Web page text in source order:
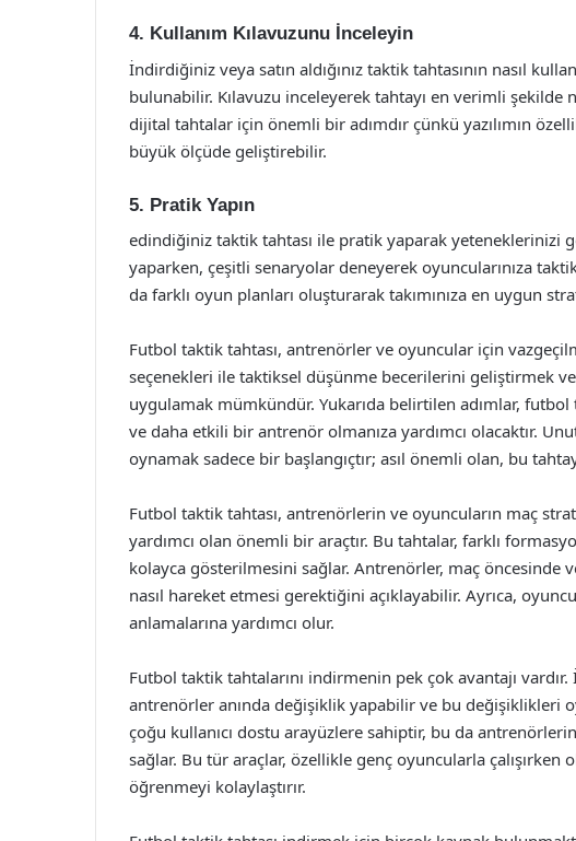
4. Kullanım Kılavuzunu İnceleyin
İndirdiğiniz veya satın aldığınız taktik tahtasının nasıl
bulunabilir. Kılavuzu inceleyerek tahtayı en verimli
dijital tahtalar için önemli bir adımdır çünkü yazılımın
büyük ölçüde geliştirebilir.
5. Pratik Yapın
edindiğiniz taktik tahtası ile pratik yaparak yeteneklerinizi
yaparken, çeşitli senaryolar deneyerek oyuncularınıza
da farklı oyun planları oluşturarak takımınıza en uygun
Futbol taktik tahtası, antrenörler ve oyuncular için
seçenekleri ile taktiksel düşünme becerilerini geliştirmek
uygulamak mümkündür. Yukarıda belirtilen adımlar, futbol
ve daha etkili bir antrenör olmanıza yardımcı olacaktır.
oynamak sadece bir başlangıçtır; asıl önemli olan, bu
Futbol taktik tahtası, antrenörlerin ve oyuncuların maç
yardımcı olan önemli bir araçtır. Bu tahtalar, farklı
kolayca gösterilmesini sağlar. Antrenörler, maç öncesinde
nasıl hareket etmesi gerektiğini açıklayabilir. Ayrıca,
anlamalarına yardımcı olur.
Futbol taktik tahtalarını indirmenin pek çok avantajı
antrenörler anında değişiklik yapabilir ve bu değişiklikleri
çoğu kullanıcı dostu arayüzlere sahiptir, bu da
sağlar. Bu tür araçlar, özellikle genç oyuncularla çalışırken
öğrenmeyi kolaylaştırır.